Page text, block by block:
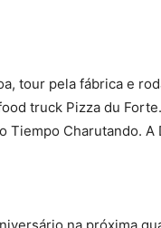
tour pela fábrica e
truck Pizza du
Charutando. A